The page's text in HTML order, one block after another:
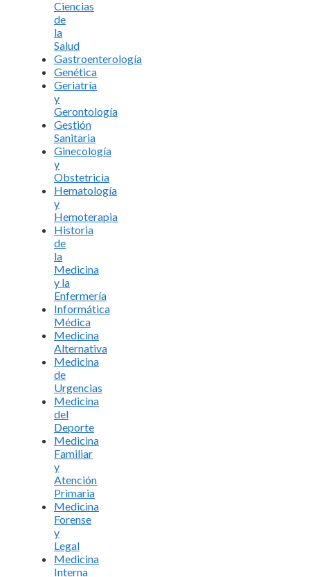
Ciencias
de
la
Salud
Gastroenterología
Genética
Geriatría
y
Gerontología
Gestión
Sanitaria
Ginecología
y
Obstetricia
Hematología
y
Hemoterapia
Historia
de
la
Medicina
y la
Enfermería
Informática
Médica
Medicina
Alternativa
Medicina
de
Urgencias
Medicina
del
Deporte
Medicina
Familiar
y
Atención
Primaria
Medicina
Forense
y
Legal
Medicina
Interna